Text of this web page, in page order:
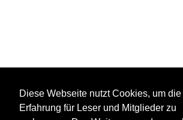
Diese Webseite nutzt Cookies, um die
Erfahrung für Leser und Mitglieder zu